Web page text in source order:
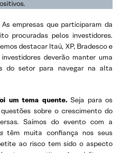
As empresas que participaram da
procuradas pelos investidores.
destacar Itaú, XP, Bradesco e
deverão manter uma
do setor para navegar na alta
um tema quente.Seja para os
sobre o crescimento do
Saímos do evento com a
têm muita confiança nos seus
ao risco tem sido o aspecto